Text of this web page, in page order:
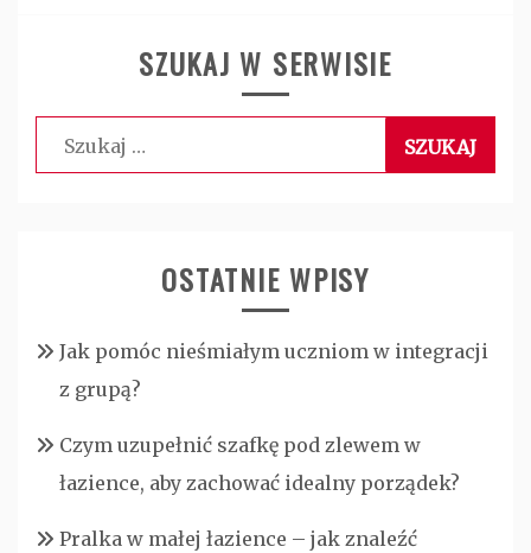
SZUKAJ W SERWISIE
Szukaj:
OSTATNIE WPISY
Jak pomóc nieśmiałym uczniom w integracji
z grupą?
Czym uzupełnić szafkę pod zlewem w
łazience, aby zachować idealny porządek?
Pralka w małej łazience – jak znaleźć